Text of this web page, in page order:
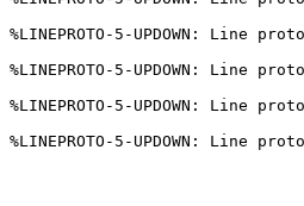
%LINEPROTO-5-UPDOWN:
%LINEPROTO-5-UPDOWN:
%LINEPROTO-5-UPDOWN:
%LINEPROTO-5-UPDOWN: